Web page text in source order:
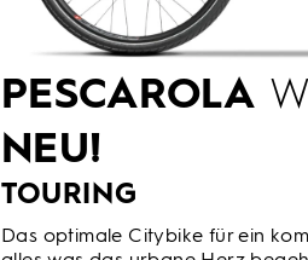
PESCAROLA
NEU!
TOURING
Das optimale Citybike für ein